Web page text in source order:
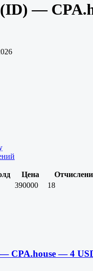
—
Цена
390000 18
CPA.house — 4